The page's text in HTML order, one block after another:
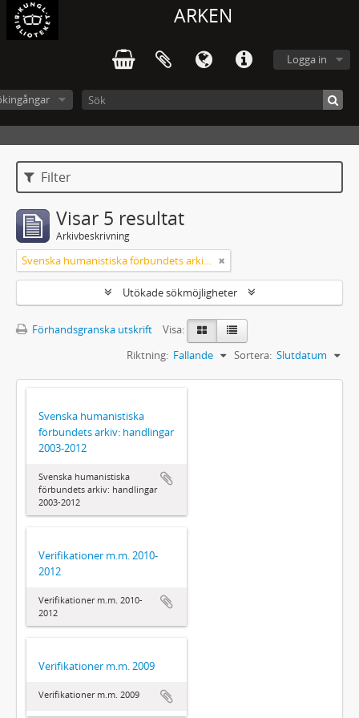
ARKEN
Logga in
Filter
Visar 5 resultat
Arkivbeskrivning
Svenska humanistiska förbundets arkiv: handlingar 2003-2012
Utökade sökmöjligheter
Förhandsgranska utskrift
Visa:
Sortera: Slutdatum
Riktning: Fallande
Svenska humanistiska
förbundets arkiv: handlingar
2003-2012
Svenska humanistiska
förbundets arkiv: handlingar
2003-2012
Verifikationer m.m. 2010-
2012
Verifikationer m.m. 2010-
2012
Verifikationer m.m. 2009
Verifikationer m.m. 2009